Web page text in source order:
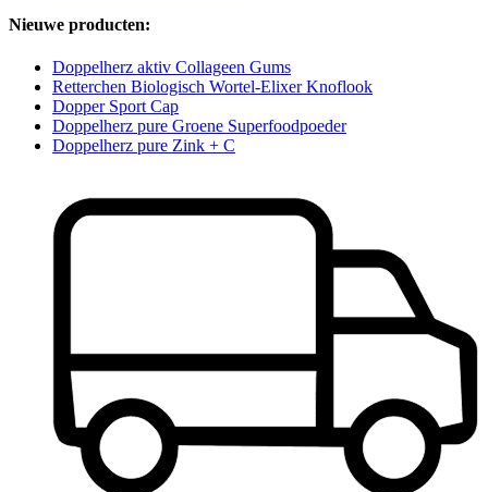
Nieuwe producten:
Doppelherz aktiv Collageen Gums
Retterchen Biologisch Wortel-Elixer Knoflook
Dopper Sport Cap
Doppelherz pure Groene Superfoodpoeder
Doppelherz pure Zink + C